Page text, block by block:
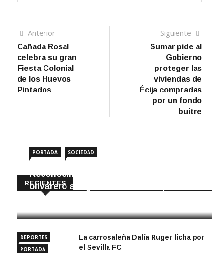
Navegación
de
entradas
AnteriorArtículo
anterior
Cañada Rosal
celebra su gran
Fiesta Colonial
de los Huevos
Pintados
Siguiente
Sumar pide al
Gobierno
proteger las
viviendas de
Écija compradas
por un fondo
buitre
RECIENTES
PORTADA SOCIEDAD
Reconocimiento internacional al sector
olivarero astigitano en Olive Japan
DEPORTES
PORTADA
La carrosaleña Dalía Ruger ficha por
el Sevilla FC